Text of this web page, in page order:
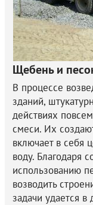
Трубы и муфты
Услуги
Блоки
Щебень и
В процессе
зданий,
действиях
смеси. Их
включает в себя
воду. Благодаря
использованию
возводить
задачи удается